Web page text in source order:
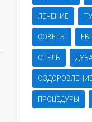
ЛЕЧЕНИЕ
СОВЕТЫ
ОТЕЛЬ
ПРОЦЕДУРЫ